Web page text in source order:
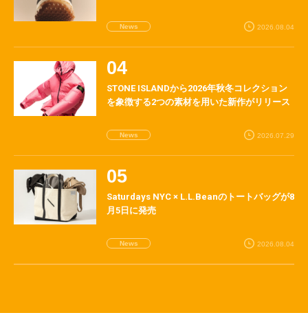
News 2026.08.04
STONE ISLANDから2026年秋冬コレクション
を象徴する2つの素材を用いた新作がリリース
News 2026.07.29
Saturdays NYC × L.L.Beanのトートバッグが8
月5日に発売
News 2026.08.04